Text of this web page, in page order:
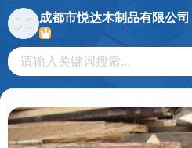
成都市悦达木制品有限公司